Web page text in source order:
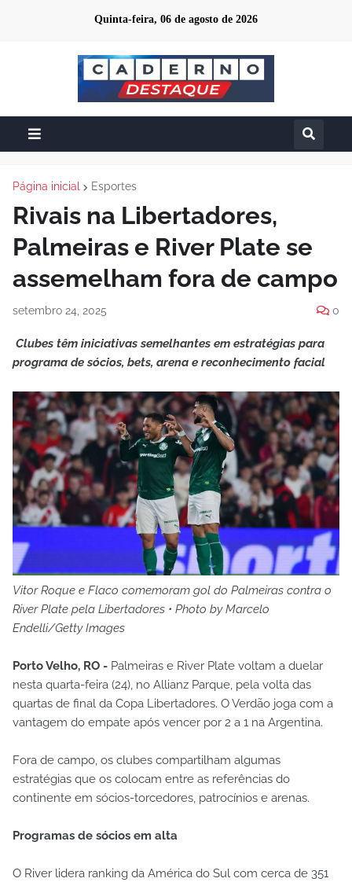
Quinta-feira, 06 de agosto de 2026
Página inicial Esportes
Rivais na Libertadores,
Palmeiras e River Plate se
assemelham fora de campo
setembro 24, 2025 0
Clubes têm iniciativas semelhantes em estratégias para
programa de sócios, bets, arena e reconhecimento facial
Vitor Roque e Flaco comemoram gol do Palmeiras contra o
River Plate pela Libertadores • Photo by Marcelo
Endelli/Getty Images
Porto Velho, RO - Palmeiras e River Plate voltam a duelar
nesta quarta-feira (24), no Allianz Parque, pela volta das
quartas de final da Copa Libertadores. O Verdão joga com a
vantagem do empate após vencer por 2 a 1 na Argentina.
Fora de campo, os clubes compartilham algumas
estratégias que os colocam entre as referências do
continente em sócios-torcedores, patrocínios e arenas.
Programas de sócios em alta
O River lidera ranking da América do Sul com cerca de 351